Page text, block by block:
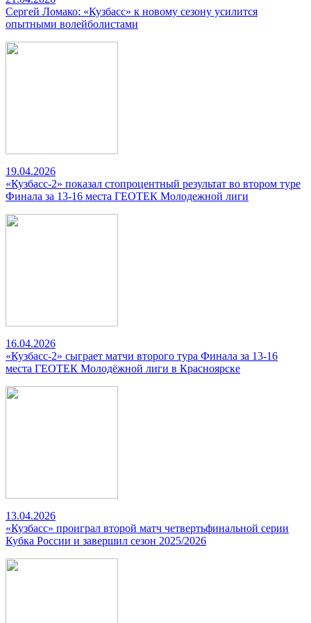
Сергей Ломако: «Кузбасс» к новому сезону усилится
опытными волейболистами
19.04.2026
«Кузбасс-2» показал стопроцентный результат во втором туре
Финала за 13-16 места ГЕОТЕК Молодежной лиги
16.04.2026
«Кузбасс-2» сыграет матчи второго тура Финала за 13-16
места ГЕОТЕК Молодёжной лиги в Красноярске
13.04.2026
«Кузбасс» проиграл второй матч четвертьфинальной серии
Кубка России и завершил сезон 2025/2026